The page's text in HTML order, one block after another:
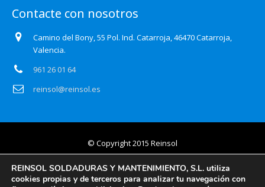
Contacte con nosotros
Camino del Bony, 55 Pol. Ind. Catarroja, 46470 Catarroja,
Valencia.
961 26 01 64
reinsol@reinsol.es
© Copyright 2015 Reinsol
Aviso legal
Política de privacidad
REINSOL SOLDADURAS Y MANTENIMIENTO, S.L. utiliza
cookies propias y de terceros para analizar tu navegación con